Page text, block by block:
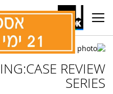
Skip
Content
REVIEW
SERIES
לדלג
של
גלריית
תמונות
להתחלה
של
גלריית